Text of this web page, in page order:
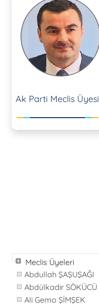
Ak Parti Meclis Üyesi
Meclis Üyeleri
Abdullah ŞAŞUŞAĞI
Abdülkadir SÖKÜCÜ
Ali Gemo ŞİMŞEK